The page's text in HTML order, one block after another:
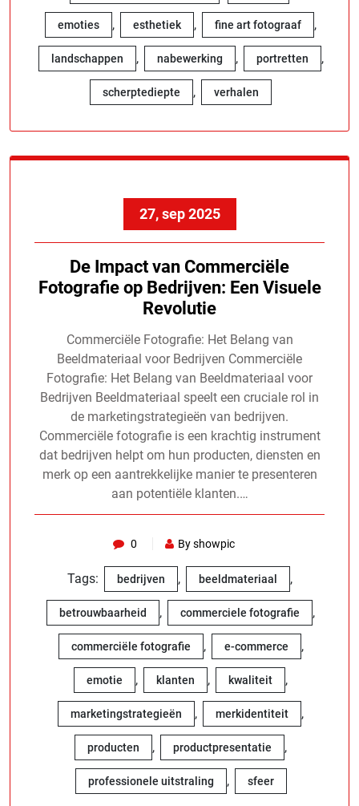
emoties , esthetiek , fine art fotograaf ,
landschappen , nabewerking , portretten ,
scherptediepte , verhalen
27, sep 2025
De Impact van Commerciële
Fotografie op Bedrijven: Een Visuele
Revolutie
Commerciële Fotografie: Het Belang van
Beeldmateriaal voor Bedrijven Commerciële
Fotografie: Het Belang van Beeldmateriaal voor
Bedrijven Beeldmateriaal speelt een cruciale rol in
de marketingstrategieën van bedrijven.
Commerciële fotografie is een krachtig instrument
dat bedrijven helpt om hun producten, diensten en
merk op een aantrekkelijke manier te presenteren
aan potentiële klanten.…
0 By showpic
Tags: bedrijven , beeldmateriaal ,
betrouwbaarheid , commerciele fotografie ,
commerciële fotografie , e-commerce ,
emotie , klanten , kwaliteit ,
marketingstrategieën , merkidentiteit ,
producten , productpresentatie ,
professionele uitstraling , sfeer